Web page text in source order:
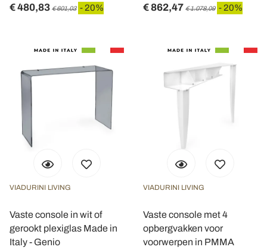
€ 480,83 € 601,03 - 20% € 862,47 € 1.078,09 - 20%
VIADURINI LIVING
Vaste console in wit of
gerookt plexiglas Made in
Italy - Genio
VIADURINI LIVING
Vaste console met 4
opbergvakken voor
voorwerpen in PMMA